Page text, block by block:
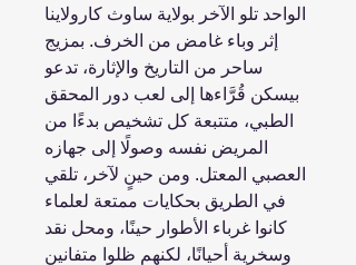
الواحد تلو الآخر بولاية ساوث كارولاينا
إثر وباء غامض من الخرف. بمزيج
ساحر من التاريخ والإثارة، تدعو
بيسكن قُرَّاءها إلى لعب دور المحقق
الطبي، متتبعة كل تشخيص بدءًا من
المريض نفسه وصولًا إلى جهازه
العصبي المعتل. ومن حينٍ لآخر، تلقي
في الطريق بحكايات ممتعة لعلماء
كانوا غرباء الأطوار حينًا، ومحل نقد
وسخرية أحيانًا، لكنهم ظلوا متفانين